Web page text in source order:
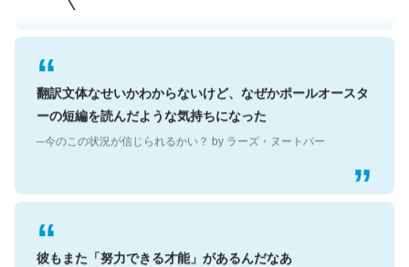
翻訳文体なせいかわからないけど、なぜかポールオースタ
ーの短編を読んだような気持ちになった
─今のこの状況が信じられるかい？ by ラーズ・ヌートバー
彼もまた「努力できる才能」があるんだなあ